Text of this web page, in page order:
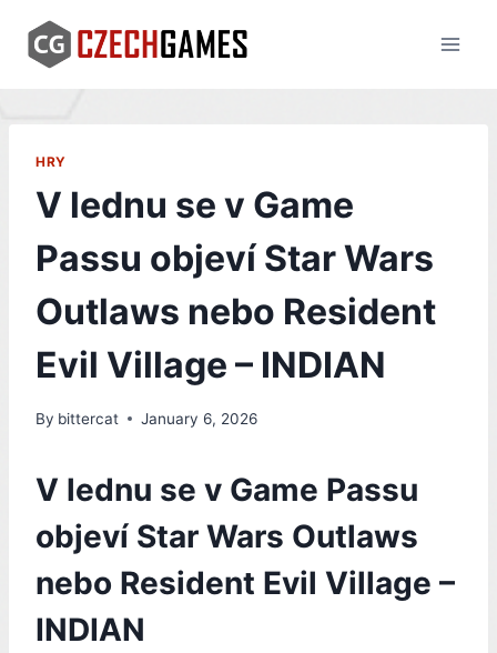
content
HRY
V lednu se v Game
Passu objeví Star Wars
Outlaws nebo Resident
Evil Village – INDIAN
By bittercat January 6, 2026
V lednu se v Game Passu
objeví Star Wars Outlaws
nebo Resident Evil Village –
INDIAN